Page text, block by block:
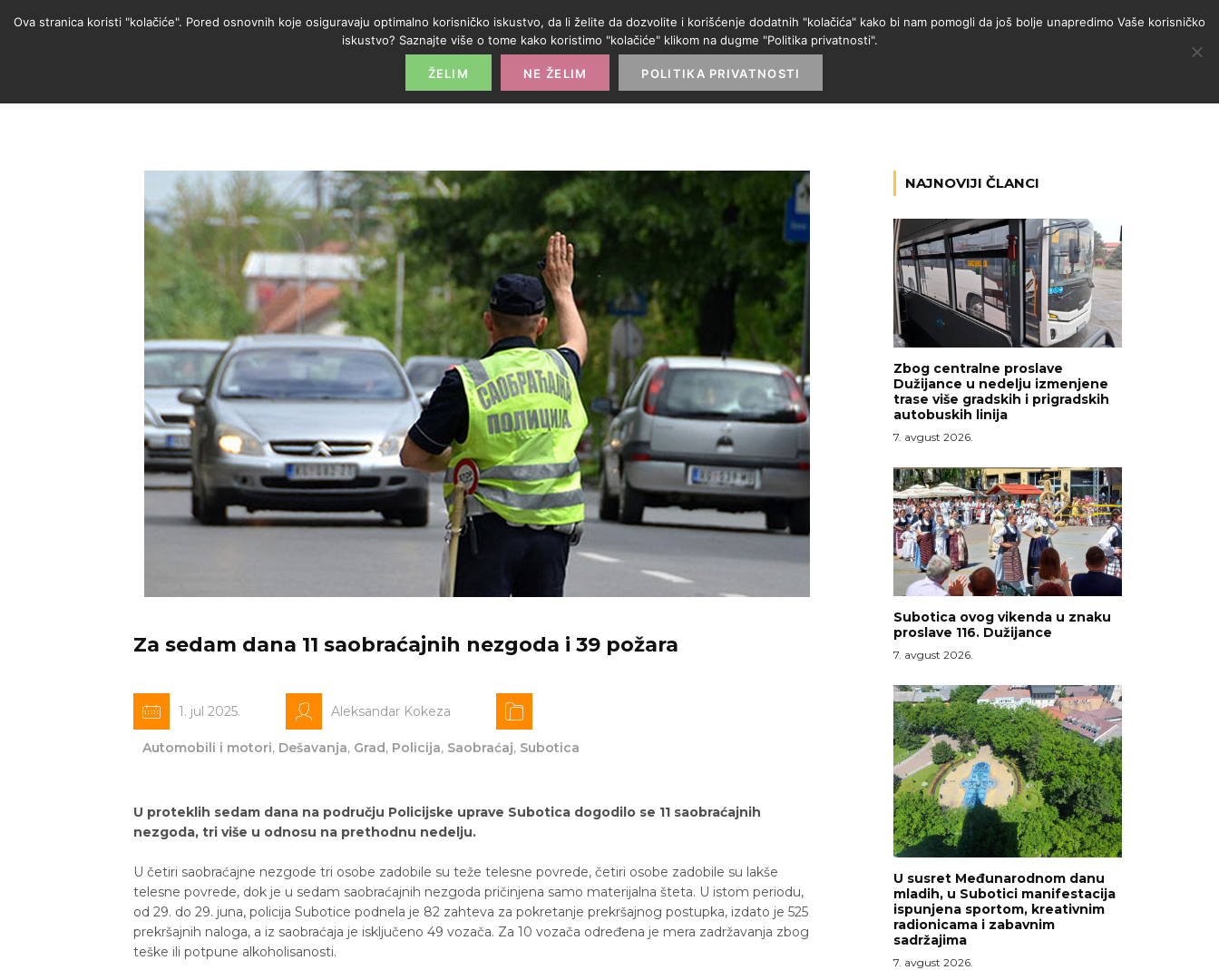
POČETNA PROMO IZLOG PARTNERI KATEGORIJE
Za sedam dana 11 saobraćajnih nezgoda i 39 požara
1. jul 2025. Aleksandar Kokeza
Automobili i motori, Dešavanja, Grad, Policija, Saobraćaj, Subotica
U proteklih sedam dana na području Policijske uprave Subotica dogodilo se 11 saobraćajnih
nezgoda, tri više u odnosu na prethodnu nedelju.
U četiri saobraćajne nezgode tri osobe zadobile su teže telesne povrede, četiri osobe zadobile su lakše
telesne povrede, dok je u sedam saobraćajnih nezgoda pričinjena samo materijalna šteta. U istom periodu,
od 29. do 29. juna, policija Subotice podnela je 82 zahteva za pokretanje prekršajnog postupka, izdato je 525
prekršajnih naloga, a iz saobraćaja je isključeno 49 vozača. Za 10 vozača određena je mera zadržavanja zbog
teške ili potpune alkoholisanosti.
NAJNOVIJI ČLANCI
Zbog centralne proslave
Dužijance u nedelju izmenjene
trase više gradskih i prigradskih
autobuskih linija
7. avgust 2026.
Subotica ovog vikenda u znaku
proslave 116. Dužijance
7. avgust 2026.
U susret Međunarodnom danu
mladih, u Subotici manifestacija
ispunjena sportom, kreativnim
radionicama i zabavnim
sadržajima
7. avgust 2026.
Ova stranica koristi "kolačiće". Pored osnovnih koje osiguravaju optimalno korisničko iskustvo, da li želite da dozvolite i korišćenje dodatnih "kolačića" kako bi nam pomogli da još bolje unapredimo Vaše korisničko
iskustvo? Saznajte više o tome kako koristimo "kolačiće" klikom na dugme "Politika privatnosti".
ŽELIM NE ŽELIM POLITIKA PRIVATNOSTI